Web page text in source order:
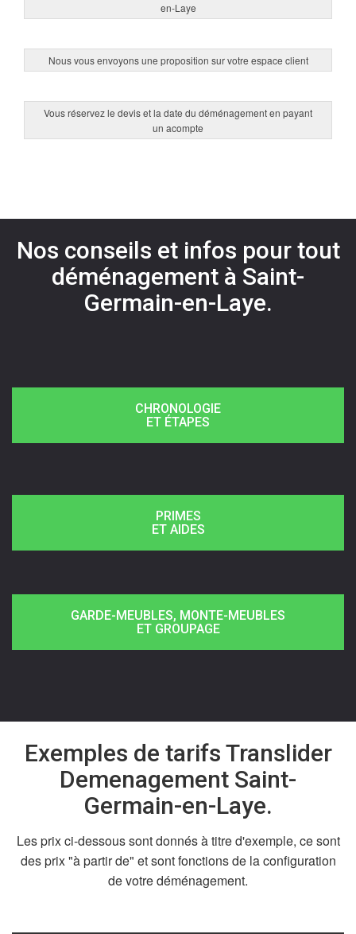
en-Laye
Nous vous envoyons une proposition sur votre espace client
Vous réservez le devis et la date du déménagement en payant
un acompte
Nos conseils et infos pour tout
déménagement à Saint-
Germain-en-Laye.
CHRONOLOGIE
ET ÉTAPES
PRIMES
ET AIDES
GARDE-MEUBLES, MONTE-MEUBLES
ET GROUPAGE
Exemples de tarifs Translider
Demenagement Saint-
Germain-en-Laye.
Les prix ci-dessous sont donnés à titre d'exemple, ce sont
des prix "à partir de" et sont fonctions de la configuration
de votre déménagement.